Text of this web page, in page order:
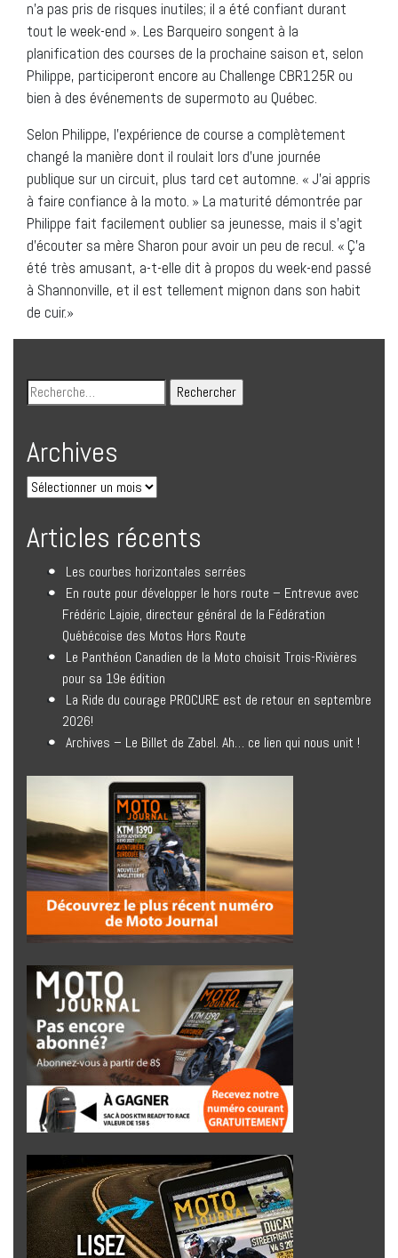
n’a pas pris de risques inutiles; il a été confiant durant
tout le week-end ». Les Barqueiro songent à la
planification des courses de la prochaine saison et, selon
Philippe, participeront encore au Challenge CBR125R ou
bien à des événements de supermoto au Québec.
Selon Philippe, l’expérience de course a complètement
changé la manière dont il roulait lors d’une journée
publique sur un circuit, plus tard cet automne. « J’ai appris
à faire confiance à la moto. » La maturité démontrée par
Philippe fait facilement oublier sa jeunesse, mais il s’agit
d’écouter sa mère Sharon pour avoir un peu de recul. « Ç’a
été très amusant, a-t-elle dit à propos du week-end passé
à Shannonville, et il est tellement mignon dans son habit
de cuir.»
Archives
Articles récents
Les courbes horizontales serrées
En route pour développer le hors route – Entrevue avec
Frédéric Lajoie, directeur général de la Fédération
Québécoise des Motos Hors Route
Le Panthéon Canadien de la Moto choisit Trois-Rivières
pour sa 19e édition
La Ride du courage PROCURE est de retour en septembre
2026!
Archives – Le Billet de Zabel. Ah… ce lien qui nous unit !